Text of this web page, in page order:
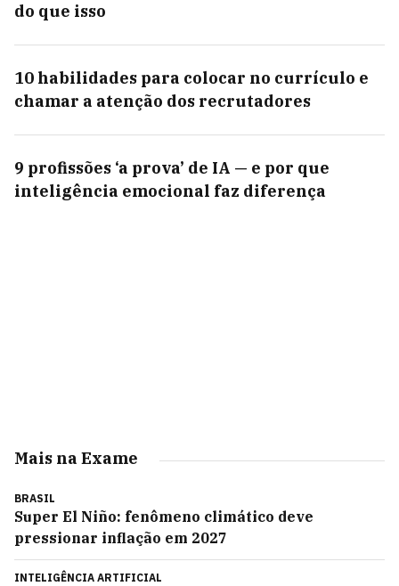
do que isso
10 habilidades para colocar no currículo e
chamar a atenção dos recrutadores
9 profissões ‘a prova’ de IA — e por que
inteligência emocional faz diferença
Mais na Exame
BRASIL
Super El Niño: fenômeno climático deve
pressionar inflação em 2027
INTELIGÊNCIA ARTIFICIAL